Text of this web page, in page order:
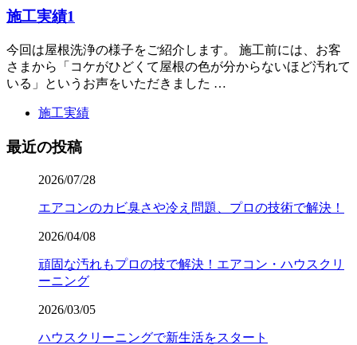
施工実績1
今回は屋根洗浄の様子をご紹介します。 施工前には、お客
さまから「コケがひどくて屋根の色が分からないほど汚れて
いる」というお声をいただきました …
施工実績
最近の投稿
2026/07/28
エアコンのカビ臭さや冷え問題、プロの技術で解決！
2026/04/08
頑固な汚れもプロの技で解決！エアコン・ハウスクリ
ーニング
2026/03/05
ハウスクリーニングで新生活をスタート